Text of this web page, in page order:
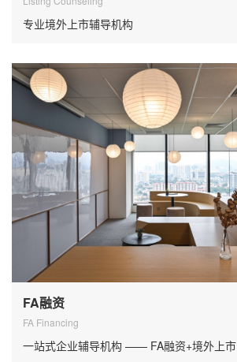
专业境外上市辅导机构
FA融资
FA Financing
一站式企业辅导机构 —— FA融资+境外上市